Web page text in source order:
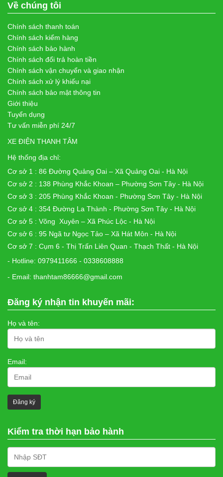
Về chúng tôi
Chính sách thanh toán
Chính sách kiểm hàng
Chính sách bảo hành
Chính sách đổi trả hoàn tiền
Chính sách vận chuyển và giao nhận
Chính sách xử lý khiếu nại
Chính sách bảo mật thông tin
Giới thiệu
Tuyển dụng
Tư vấn miễn phí 24/7
XE ĐIỆN THANH TÂM
Hệ thống địa chỉ:
Cơ sở 1 : 86 Đường Quảng Oai – Xã Quảng Oai - Hà Nội
Cơ sở 2 : 138 Phùng Khắc Khoan – Phường Sơn Tây - Hà Nội
Cơ sở 3 : 205 Phùng Khắc Khoan - Phường Sơn Tây - Hà Nội
Cơ sở 4 : 354 Đường La Thành - Phường Sơn Tây - Hà Nội
Cơ sở 5 : Võng Xuyên – Xã Phúc Lộc - Hà Nội
Cơ sở 6 : 95 Ngã tư Ngọc Tảo – Xã Hát Môn - Hà Nội
Cơ sở 7 : Cụm 6 - Thị Trấn Liên Quan - Thạch Thất - Hà Nội
- Hotline: 0979411666 - 0338608888
- Email: thanhtam86666@gmail.com
Đăng ký nhận tin khuyến mãi:
Họ và tên:
Email:
Kiểm tra thời hạn bảo hành